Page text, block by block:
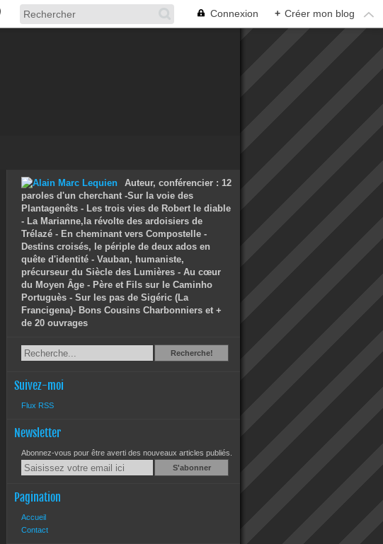
Connexion + Créer mon blog
Auteur, conférencier : 12
paroles d'un cherchant -Sur la voie des
Plantagenêts - Les trois vies de Robert le diable
- La Marianne,la révolte des ardoisiers de
Trélazé - En cheminant vers Compostelle -
Destins croisés, le périple de deux ados en
quête d'identité - Vauban, humaniste,
précurseur du Siècle des Lumières - Au cœur
du Moyen Âge - Père et Fils sur le Caminho
Portuguès - Sur les pas de Sigéric (La
Francigena)- Bons Cousins Charbonniers et +
de 20 ouvrages
RechercheRecherche!
Suivez-moi
Flux RSS
Newsletter
Abonnez-vous pour être averti des nouveaux articles publiés.
Email
Pagination
Accueil
Contact